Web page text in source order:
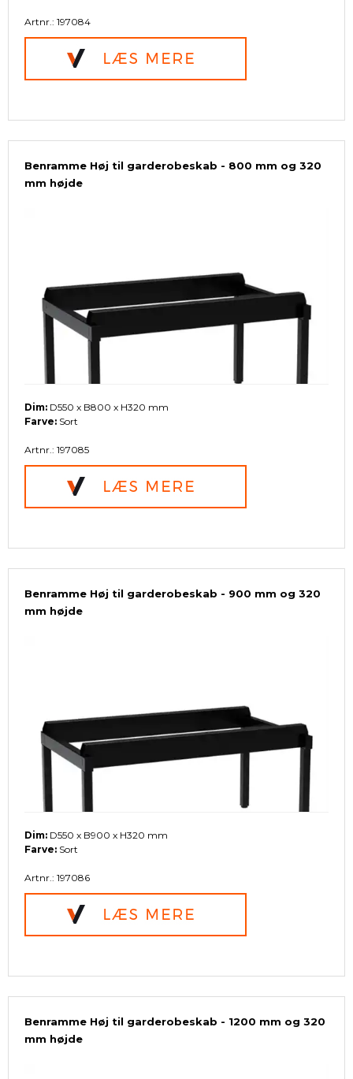
Artnr.: 197084
Benramme Høj til garderobeskab - 800 mm og 320
mm højde
Dim: D550 x B800 x H320 mm
Farve: Sort
Artnr.: 197085
Benramme Høj til garderobeskab - 900 mm og 320
mm højde
Dim: D550 x B900 x H320 mm
Farve: Sort
Artnr.: 197086
Benramme Høj til garderobeskab - 1200 mm og 320
mm højde